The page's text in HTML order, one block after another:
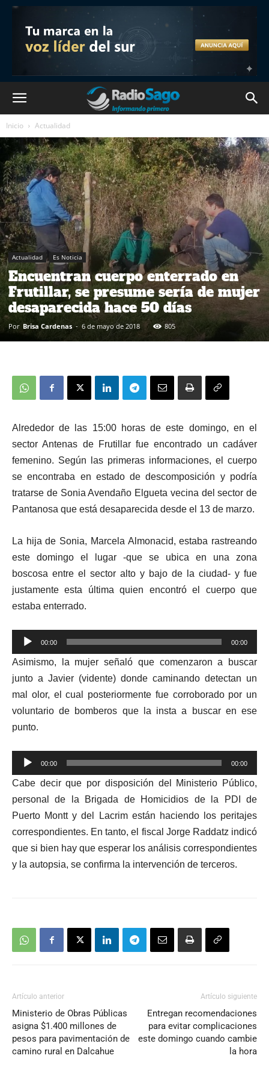
Inicio Actualidad
Actualidad Es Noticia
Encuentran cuerpo enterrado en
Frutillar, se presume sería de mujer
desaparecida hace 50 días
Por Brisa Cardenas - 6 de mayo de 2018 805
Alrededor de las 15:00 horas de este domingo, en el
sector Antenas de Frutillar fue encontrado un cadáver
femenino. Según las primeras informaciones, el cuerpo
se encontraba en estado de descomposición y podría
tratarse de Sonia Avendaño Elgueta vecina del sector de
Pantanosa que está desaparecida desde el 13 de marzo.
La hija de Sonia, Marcela Almonacid, estaba rastreando
este domingo el lugar -que se ubica en una zona
boscosa entre el sector alto y bajo de la ciudad- y fue
justamente esta última quien encontró el cuerpo que
estaba enterrado.
Reproductor
de
audio
00:00 00:00
Asimismo, la mujer señaló que comenzaron a buscar
junto a Javier (vidente) donde caminando detectan un
mal olor, el cual posteriormente fue corroborado por un
voluntario de bomberos que la insta a buscar en ese
punto.
Reproductor
de
audio
00:00 00:00
Cabe decir que por disposición del Ministerio Público,
personal de la Brigada de Homicidios de la PDI de
Puerto Montt y del Lacrim están haciendo los peritajes
correspondientes. En tanto, el fiscal Jorge Raddatz indicó
que si bien hay que esperar los análisis correspondientes
y la autopsia, se confirma la intervención de terceros.
Artículo anterior
Ministerio de Obras Públicas
asigna $1.400 millones de
pesos para pavimentación de
camino rural en Dalcahue
Artículo siguiente
Entregan recomendaciones
para evitar complicaciones
este domingo cuando cambie
la hora